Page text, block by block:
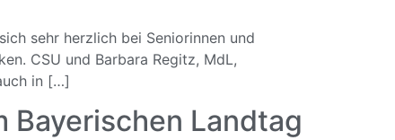
sehr herzlich bei Seniorinnen und
CSU und Barbara Regitz, MdL,
in […]
Bayerischen Landtag